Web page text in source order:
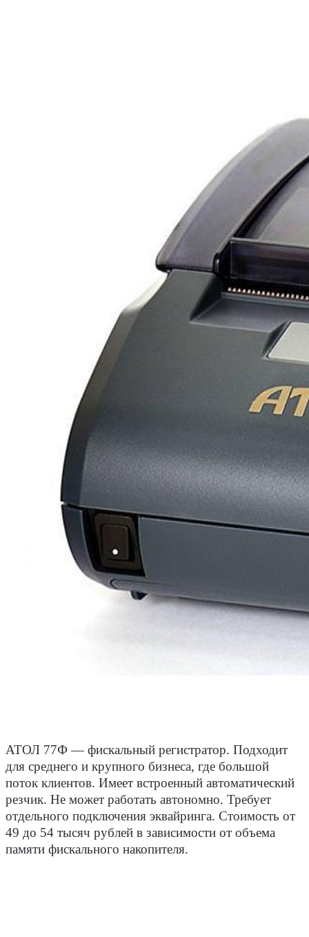
АТОЛ 77Ф ― фискальный регистратор. Подходит
для среднего и крупного бизнеса, где большой
поток клиентов. Имеет встроенный автоматический
резчик. Не может работать автономно. Требует
отдельного подключения эквайринга. Стоимость от
49 до 54 тысяч рублей в зависимости от объема
памяти фискального накопителя.